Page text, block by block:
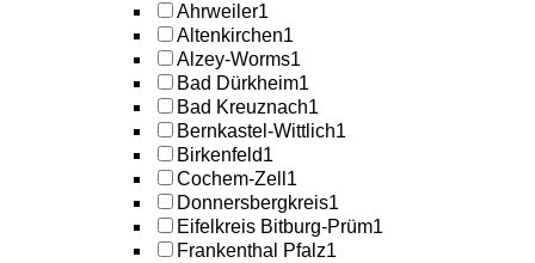
Ahrweiler1
Altenkirchen1
Alzey-Worms1
Bad Dürkheim1
Bad Kreuznach1
Bernkastel-Wittlich1
Birkenfeld1
Cochem-Zell 1
Donnersbergkreis1
Eifelkreis Bitburg-Prüm1
Frankenthal Pfalz1